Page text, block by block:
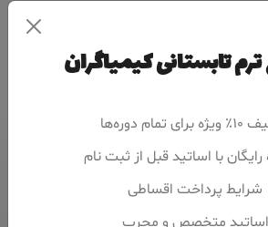
تابستانی کیمیاگران
دوره‌ها
با اساتید قبل از ثبت نام
شرایط پرداخت اقساطی
متخصص و مجرب